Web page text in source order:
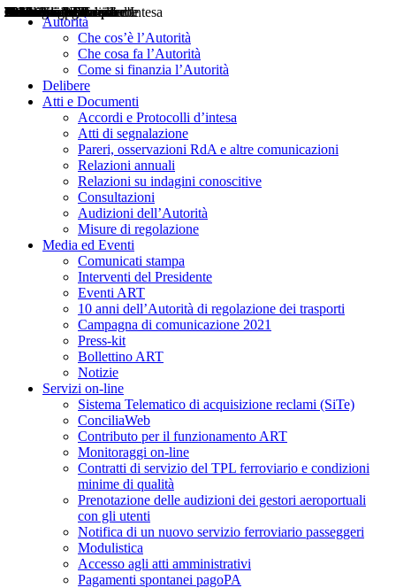
Autorità
Che cos’è l’Autorità
Che cosa fa l’Autorità
Come si finanzia l’Autorità
Delibere
Atti e Documenti
Accordi e Protocolli d’intesa
Atti di segnalazione
Pareri, osservazioni RdA e altre comunicazioni
Relazioni annuali
Relazioni su indagini conoscitive
Consultazioni
Audizioni dell’Autorità
Misure di regolazione
Media ed Eventi
Comunicati stampa
Interventi del Presidente
Eventi ART
10 anni dell’Autorità di regolazione dei trasporti
Campagna di comunicazione 2021
Press-kit
Bollettino ART
Notizie
Servizi on-line
Sistema Telematico di acquisizione reclami (SiTe)
ConciliaWeb
Contributo per il funzionamento ART
Monitoraggi on-line
Contratti di servizio del TPL ferroviario e condizioni
minime di qualità
Prenotazione delle audizioni dei gestori aeroportuali
con gli utenti
Notifica di un nuovo servizio ferroviario passeggeri
Modulistica
Accesso agli atti amministrativi
Pagamenti spontanei pagoPA
Delibere
Pareri
Consultazioni
Audizioni
Atti di Segnalazione
Accordi e Protocolli d'Intesa
Relazioni annuali
Misure di regolazione
Notizie
Comunicati Stampa
Bollettini ART
Convegni ART
Interviste del Presidente
Articoli in primo piano
Interventi del Presidente
2004
2005
2010
2013
2014
2015
2016
2017
2018
2019
202
2020
2021
2022
2023
2024
2025
2026
Aereo
Marittimo
Terrestre